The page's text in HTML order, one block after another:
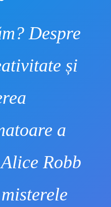
Despre
și
a
Robb